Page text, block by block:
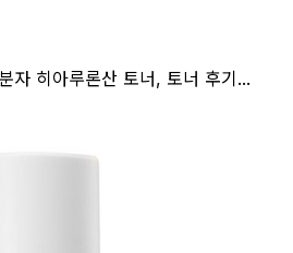
자 히아루론산 토너, 토너 후기...